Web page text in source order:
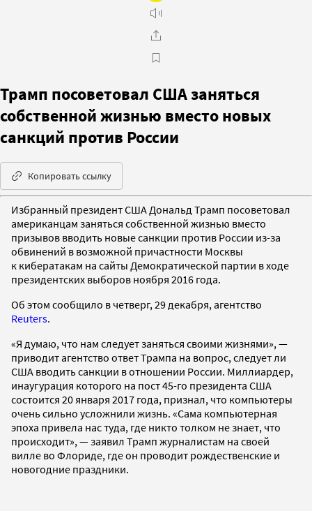
Трамп посоветовал США заняться
собственной жизнью вместо новых
санкций против России
Копировать ссылку
Избранный президент США Дональд Трамп посоветовал
американцам заняться собственной жизнью вместо
призывов вводить новые санкции против России из-за
обвинений в возможной причастности Москвы
к кибератакам на сайты Демократической партии в ходе
президентских выборов ноября 2016 года.
Об этом сообщило в четверг, 29 декабря, агентство
Reuters.
«Я думаю, что нам следует заняться своими жизнями», —
приводит агентство ответ Трампа на вопрос, следует ли
США вводить санкции в отношении России. Миллиардер,
инаугурация которого на пост 45-го президента США
состоится 20 января 2017 года, признал, что компьютеры
очень сильно усложнили жизнь. «Сама компьютерная
эпоха привела нас туда, где никто толком не знает, что
происходит», — заявил Трамп журналистам на своей
вилле во Флориде, где он проводит рождественские и
новогодние праздники.